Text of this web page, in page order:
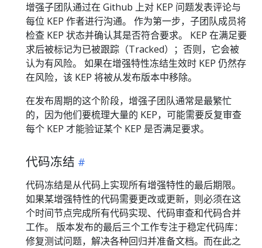
增强子团队通过在 Github 上对 KEP 问题发表评论与
每位 KEP 作者进行沟通。 作为第一步，子团队成员将
检查 KEP 状态并确认其是否符合要求。 KEP 在满足要
求后被标记为已被跟踪（Tracked）；否则，它会被
认为有风险。 如果在增强特性冻结生效时 KEP 仍然存
在风险，该 KEP 将被从发布版本中移除。
在发布周期的这个阶段，增强子团队通常是最繁忙
的，因为他们要梳理大量的 KEP，可能需要反复审查
每个 KEP 才能验证某个 KEP 是否满足要求。
代码冻结
代码冻结是从代码上实现所有增强特性的最后期限。
如果某增强特性的代码需要更改或更新，则必须在这
个时间节点完成所有代码实现、代码审查和代码合并
工作。 版本发布的最后三个工作专注于稳定代码库：
修复测试问题，解决各种回归并准备文档。而在此之